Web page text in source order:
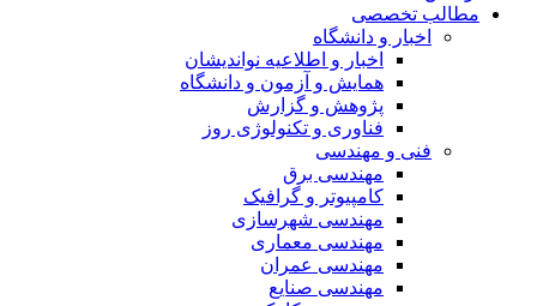
مطالب تخصصی
اخبار و دانشگاه
اخبار و اطلاعیه نواندیشان
همایش و آزمون و دانشگاه
پژوهش و گزارش
فناوری و تکنولوژی روز
فنی و مهندسی
مهندسی برق
کامپیوتر و گرافیک
مهندسی شهرسازی
مهندسی معماری
مهندسی عمران
مهندسی صنایع